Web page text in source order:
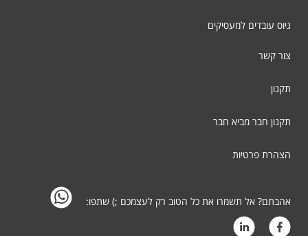
גיוס עובדים למעסיקים
צור קשר
תקנון
תקנון חבר מביא חבר
הצהרת פרטיות
אהבתם? אל תשמרו את כל הטוב רק לעצמכם ;) שתפו: